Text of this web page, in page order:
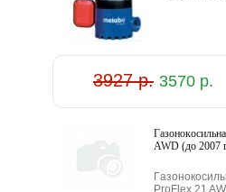
3927 р. 3570 р.
AWD (дo 2007